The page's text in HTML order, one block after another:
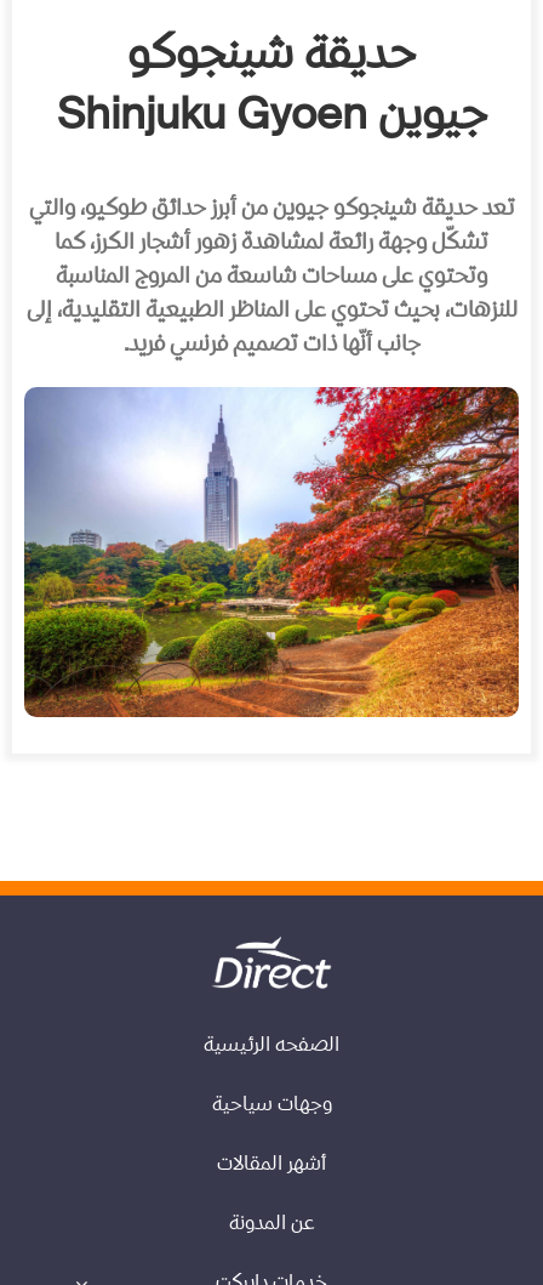
حديقة شينجوكو
جيوينShinjuku Gyoen
تعد حديقة شينجوكو جيوين من أبرز حدائق طوكيو، والتي
تشكّل وجهة رائعة لمشاهدة زهور أشجار الكرز، كما
وتحتوي على مساحات شاسعة من المروج المناسبة
للنزهات، بحيث تحتوي على المناظر الطبيعية التقليدية، إلى
جانب أنّها ذات تصميم فرنسي فريد.
الصفحه الرئيسية
وجهات سياحية
أشهر المقالات
عن المدونة